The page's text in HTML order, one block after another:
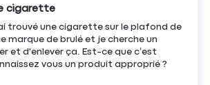
cigarette
trouvé une cigarette sur le plafond de
marque de brulé et je cherche un
et d'enlever ça. Est-ce que c’est
vous un produit approprié ?